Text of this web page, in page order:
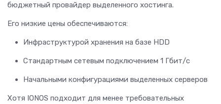
бюджетный провайдер выделенного хостинга.
Его низкие цены обеспечиваются:
Инфраструктурой хранения на базе HDD
Стандартным сетевым подключением 1 Гбит/с
Начальными конфигурациями выделенных серверов
Хотя IONOS подходит для менее требовательных